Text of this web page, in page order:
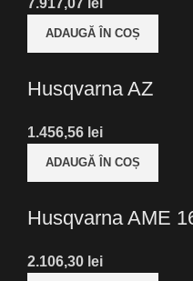
ADAUGĂ ÎN COȘ
Husqvarna AZ
lei
ADAUGĂ ÎN COȘ
Husqvarna AME
lei